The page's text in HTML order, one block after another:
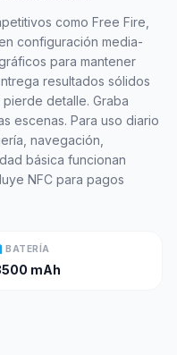
como Free Fire,
configuración media-
para mantener
resultados sólidos
detalle. Graba
escenas. Para uso diario
navegación,
básica funcionan
NFC para pagos
BATERÍA
mAh